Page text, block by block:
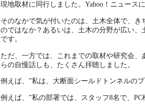
現地取材に同行しました。Yahoo！ニュース
そのなかで気が付いたのは、土木全体で、
のではなか？あるいは、土木の分野が広い
です。
ただ、一方では、これまでの取材や研究会
らの自慢話しも、たくさん拝聴しました。
例えば、”私は、大断面シールドトンネルの
例えば、”私の部署では、スタッフ8名で、